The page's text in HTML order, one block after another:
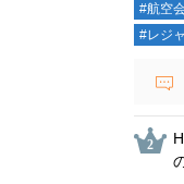
#航空
#レジ